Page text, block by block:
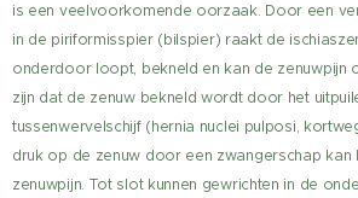
is een veelvoorkomende oorzaak. Door een
in de piriformisspier (bilspier) raakt de
onderdoor loopt, bekneld en kan de zenuwpijn
zijn dat de zenuw bekneld wordt door het
tussenwervelschijf (hernia nuclei pulposi,
druk op de zenuw door een zwangerschap kan
zenuwpijn. Tot slot kunnen gewrichten in de